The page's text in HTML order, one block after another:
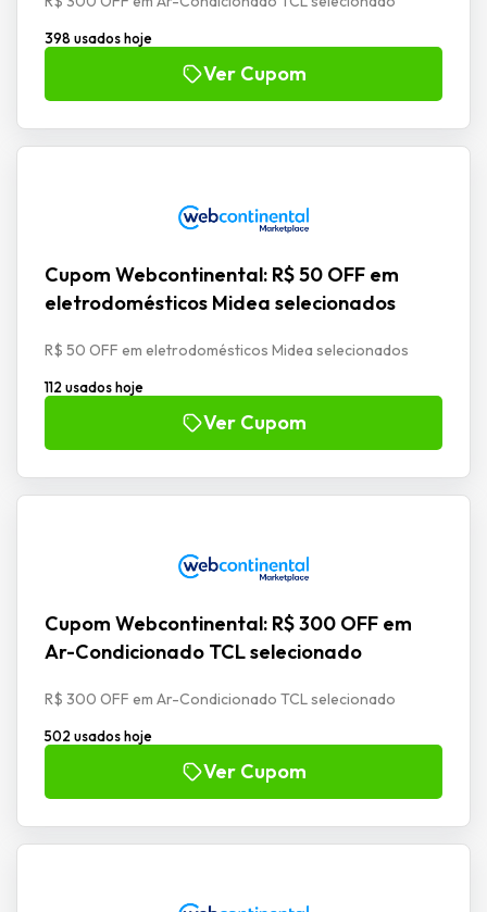
398 usados hoje
Ver Cupom
Cupom Webcontinental: R$ 50 OFF em
eletrodomésticos Midea selecionados
R$ 50 OFF em eletrodomésticos Midea selecionados
112 usados hoje
Ver Cupom
Cupom Webcontinental: R$ 300 OFF em
Ar-Condicionado TCL selecionado
R$ 300 OFF em Ar-Condicionado TCL selecionado
502 usados hoje
Ver Cupom